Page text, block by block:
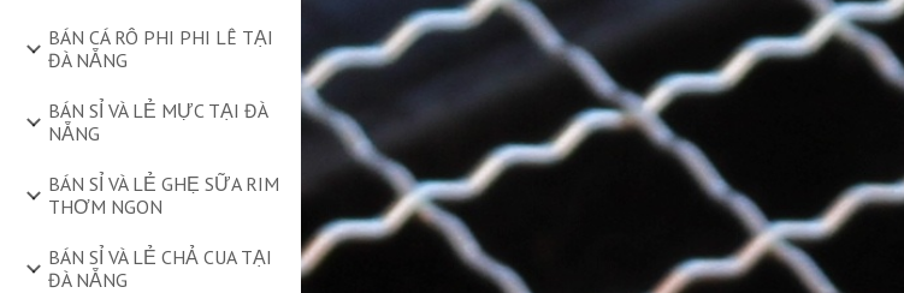
BÁN CÁ RÔ PHI PHI LÊ TẠI
ĐÀ NẴNG
BÁN SỈ VÀ LẺ MỰC TẠI ĐÀ
NẴNG
BÁN SỈ VÀ LẺ GHẸ SỮA RIM
THƠM NGON
BÁN SỈ VÀ LẺ CHẢ CUA TẠI
ĐÀ NẴNG